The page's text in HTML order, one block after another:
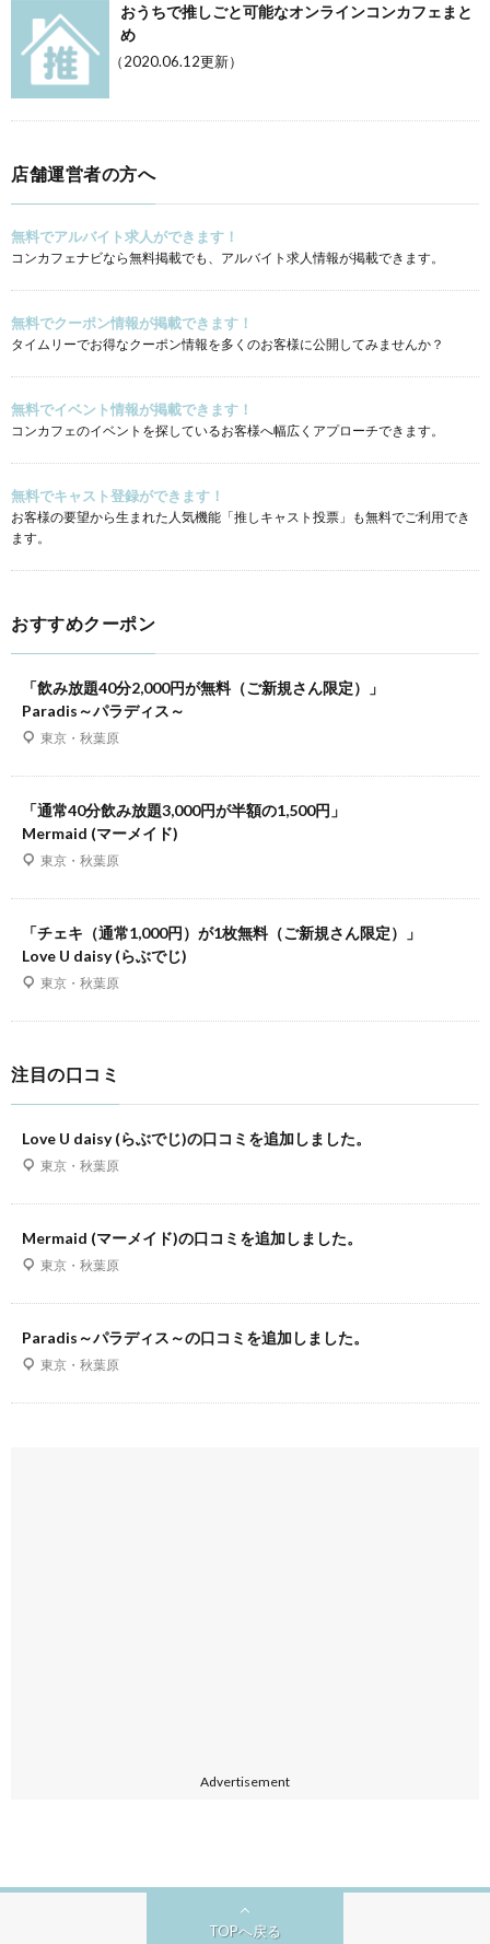
おうちで推しごと可能なオンラインコンカフェまと
め
（2020.06.12更新）
店舗運営者の方へ
無料でアルバイト求人ができます！
コンカフェナビなら無料掲載でも、アルバイト求人情報が掲載できます。
無料でクーポン情報が掲載できます！
タイムリーでお得なクーポン情報を多くのお客様に公開してみませんか？
無料でイベント情報が掲載できます！
コンカフェのイベントを探しているお客様へ幅広くアプローチできます。
無料でキャスト登録ができます！
お客様の要望から生まれた人気機能「推しキャスト投票」も無料でご利用でき
ます。
おすすめクーポン
「飲み放題40分2,000円が無料（ご新規さん限定）」
Paradis～パラディス～
東京・秋葉原
「通常40分飲み放題3,000円が半額の1,500円」
Mermaid (マーメイド)
東京・秋葉原
「チェキ（通常1,000円）が1枚無料（ご新規さん限定）」
Love U daisy (らぶでじ)
東京・秋葉原
注目の口コミ
Love U daisy (らぶでじ)の口コミを追加しました。
東京・秋葉原
Mermaid (マーメイド)の口コミを追加しました。
東京・秋葉原
Paradis～パラディス～の口コミを追加しました。
東京・秋葉原
Advertisement
TOPへ戻る